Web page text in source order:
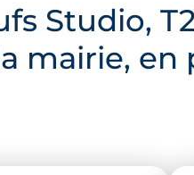
Studio,
mairie, en